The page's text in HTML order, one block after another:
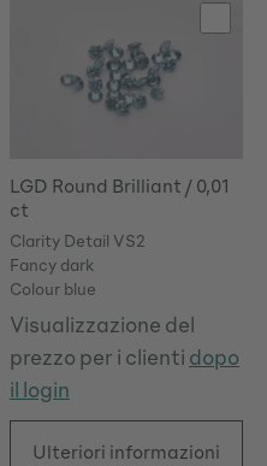
LGD Round Brilliant / 0,01
ct
Clarity Detail VS2
Fancy dark
Colour blue
Visualizzazione del
prezzo per i clienti dopo
il login
Ulteriori informazioni